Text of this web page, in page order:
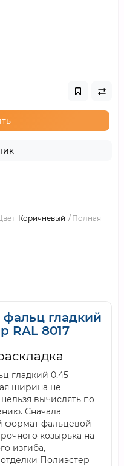
Коричневый
Полная
гладкий
RAL 8017
гладкий 0,45
ширина не
вычислять по
Сначала
формат фальцевой
козырька на
изгиба,
Полиэстер